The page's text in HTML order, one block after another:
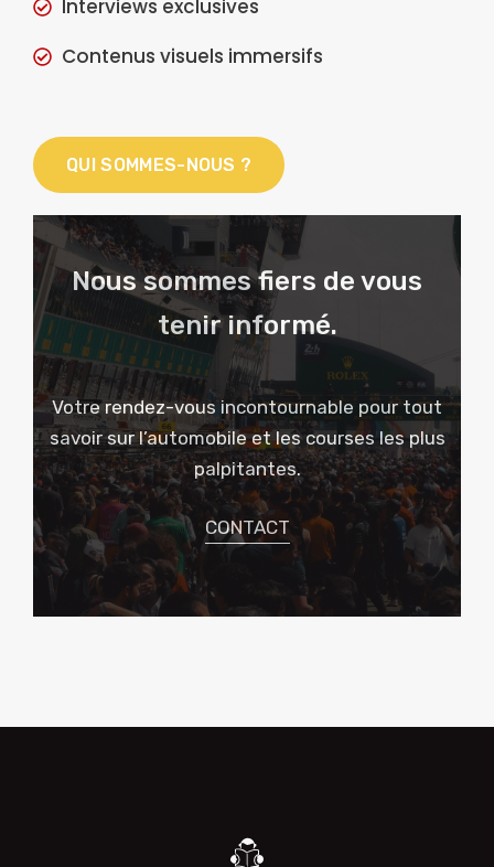
Interviews exclusives
Contenus visuels immersifs
QUI SOMMES-NOUS ?
Nous sommes fiers de vous
tenir informé.
Votre rendez-vous incontournable pour tout
savoir sur l’automobile et les courses les plus
palpitantes.
CONTACT